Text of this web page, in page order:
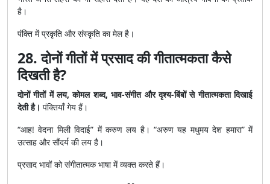
है।
पंक्ति में प्रकृति और संस्कृति का मेल है।
28. दोनों गीतों में प्रसाद की गीतात्मकता कैसे
दिखती है?
दोनों गीतों में लय, कोमल शब्द, भाव-संगीत और दृश्य-बिंबों से गीतात्मकता दिखाई
देती है। पंक्तियाँ गेय हैं।
“आह! वेदना मिली विदाई” में करुण लय है। “अरुण यह मधुमय देश हमारा” में
उत्साह और सौंदर्य की लय है।
प्रसाद भावों को संगीतात्मक भाषा में व्यक्त करते हैं।